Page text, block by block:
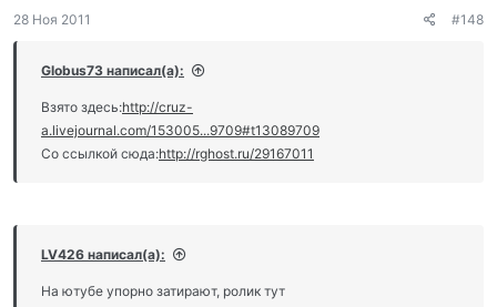
28 Ноя 2011 #148
Globus73 написал(а):
Взято здесь:http://cruz-
a.livejournal.com/153005...9709#t13089709
Со ссылкой сюда:http://rghost.ru/29167011
LV426 написал(а):
На ютубе упорно затирают, ролик тут